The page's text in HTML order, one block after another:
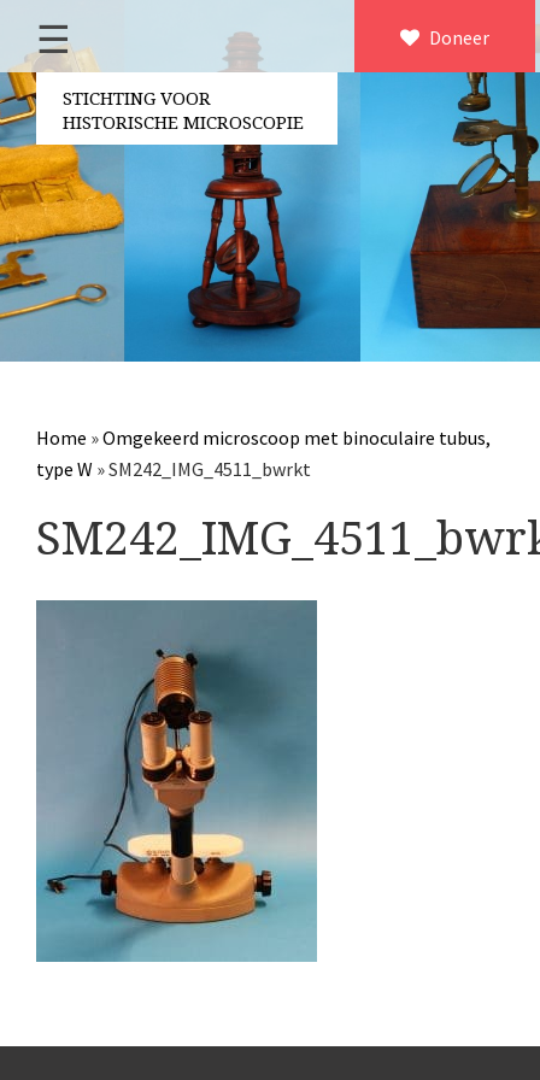
×
Home
Over ons
Contact
Bestuur
Vrijwilligers
Partners
Jaarverslagen
Microscopen
Overige optische instrumenten
Elektrische meetapparatuur
Boeken
Divers
Makers
Culpeper (ca. 1735)
Cuff (ca. 1745)
volgens Culpeper (1750-
Dollond, ‘Jones’ most improved type’ (1800-1830)
Long, Gould type (1821-1850)
Nachet, ‘grand modèle’ (1856-1862)
Doneer
☰
STICHTING VOOR
HISTORISCHE MICROSCOPIE
Home »Omgekeerd microscoop met binoculaire tubus,
type W »SM242_IMG_4511_bwrkt